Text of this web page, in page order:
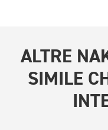
ALTRE
SIMILE